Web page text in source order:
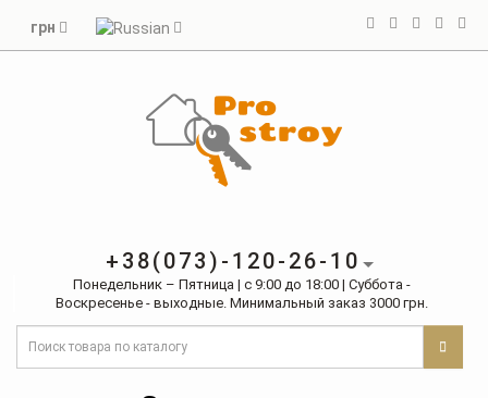
грн
+38(073)-120-26-10
Понедельник – Пятница | с 9:00 до 18:00 | Суббота -
Воскресенье - выходные. Минимальный заказ 3000 грн.